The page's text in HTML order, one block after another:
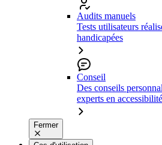
Audits manuels
Tests utilisateurs
handicapées
Conseil
Des conseils
experts en accessibilité
Fermer